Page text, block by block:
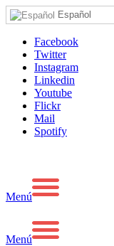
Español
Facebook
Twitter
Instagram
Linkedin
Youtube
Flickr
Mail
Spotify
Menú
Menú